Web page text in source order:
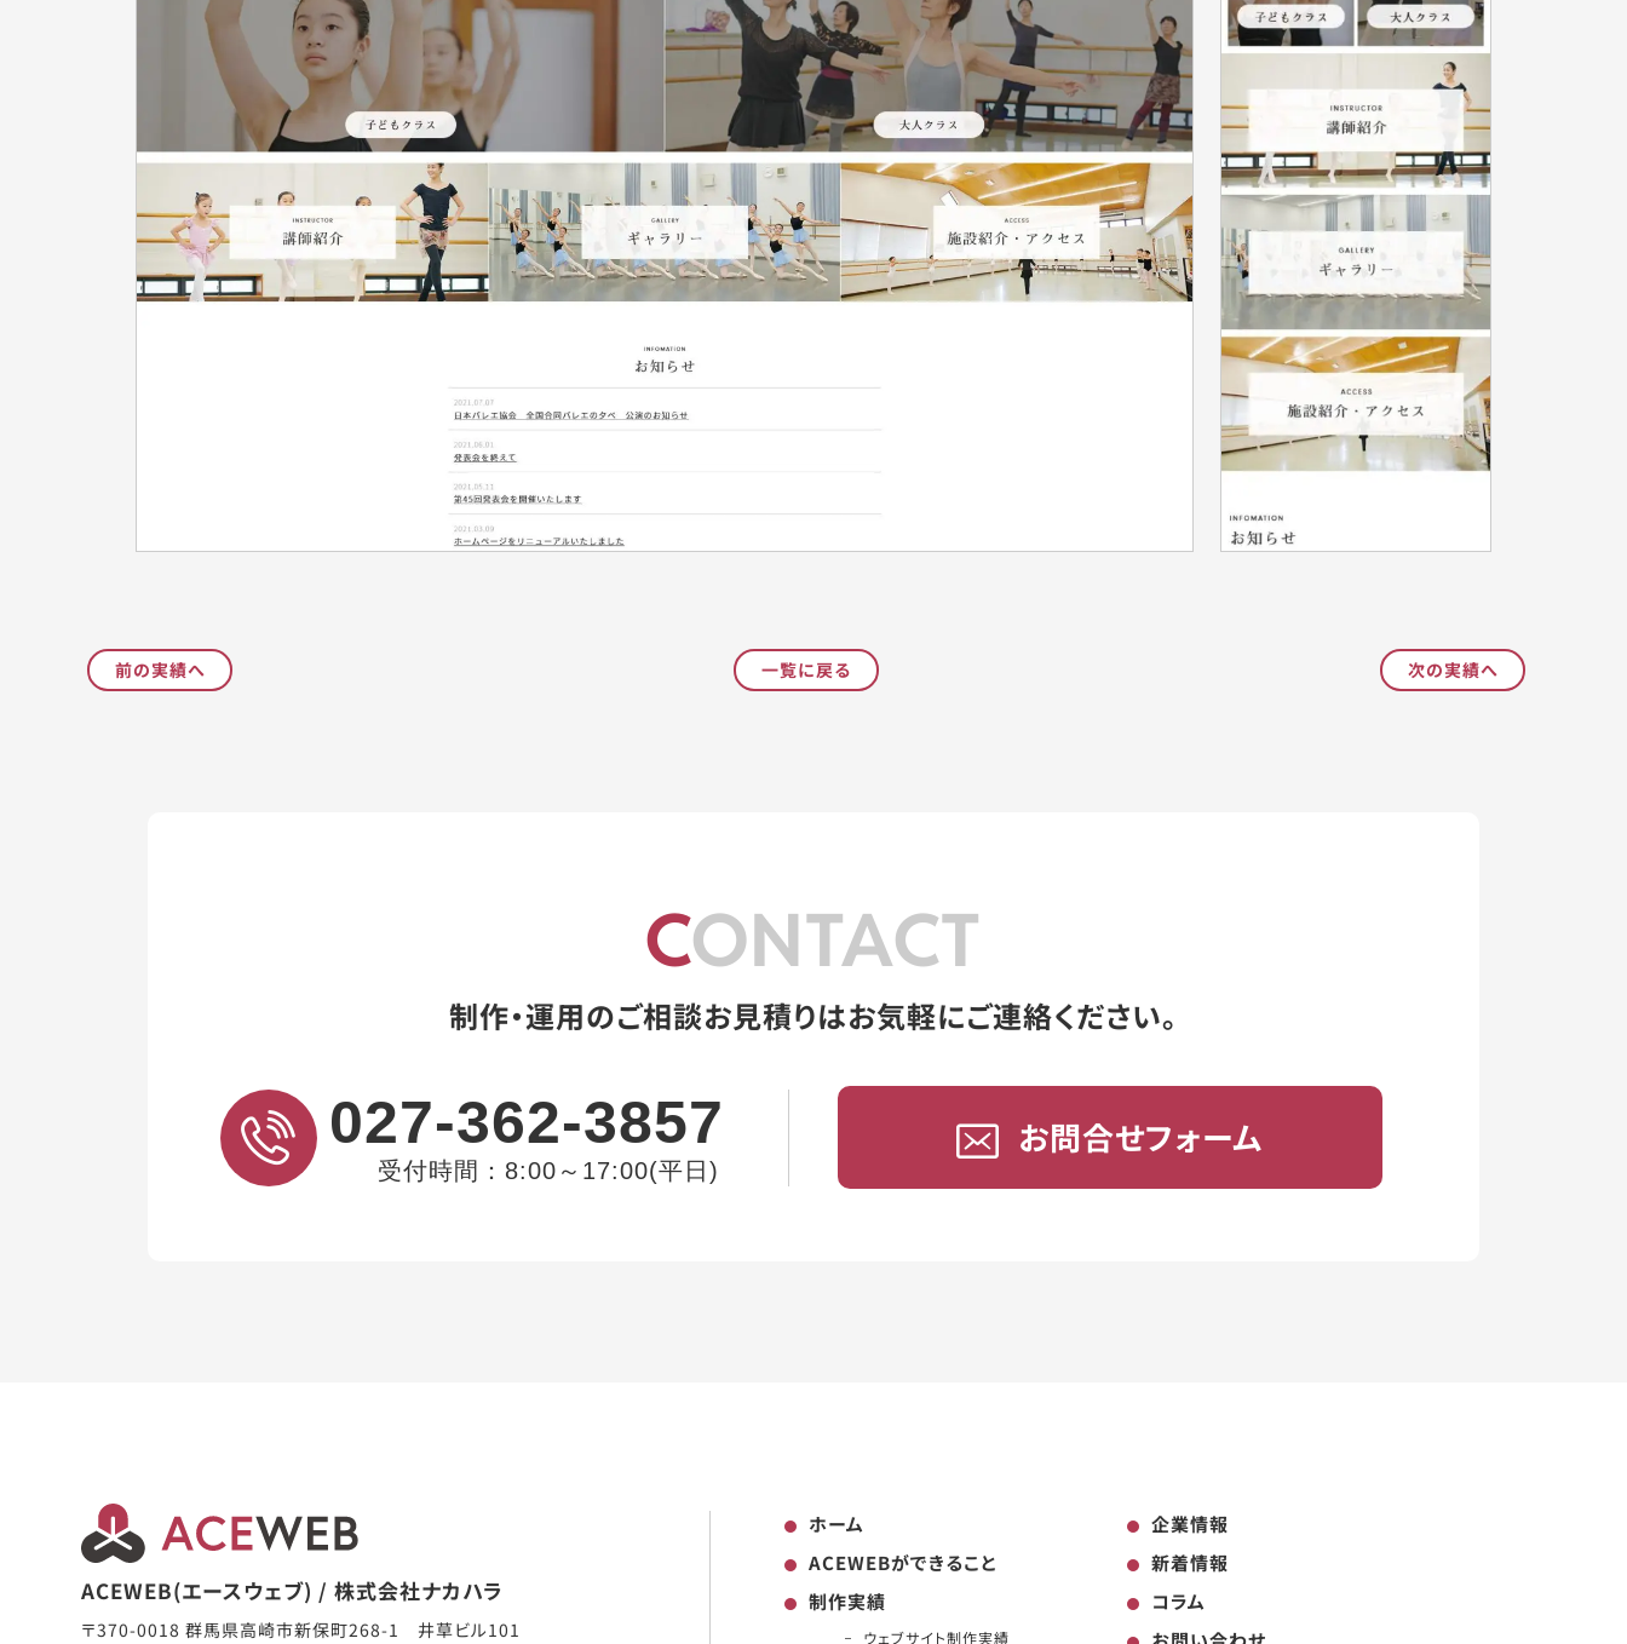
前の実績へ 一覧に戻る 次の実績へ
CONTACT
制作・運用のご相談お見積りはお気軽にご連絡ください。
027-362-3857
受付時間：8:00～17:00(平日)
お問合せフォーム
ACEWEB(エースウェブ) / 株式会社ナカハラ
〒370-0018 群馬県高崎市新保町268-1 井草ビル101
ホーム
ACEWEBができること
制作実績
ウェブサイト制作実績
企業情報
新着情報
コラム